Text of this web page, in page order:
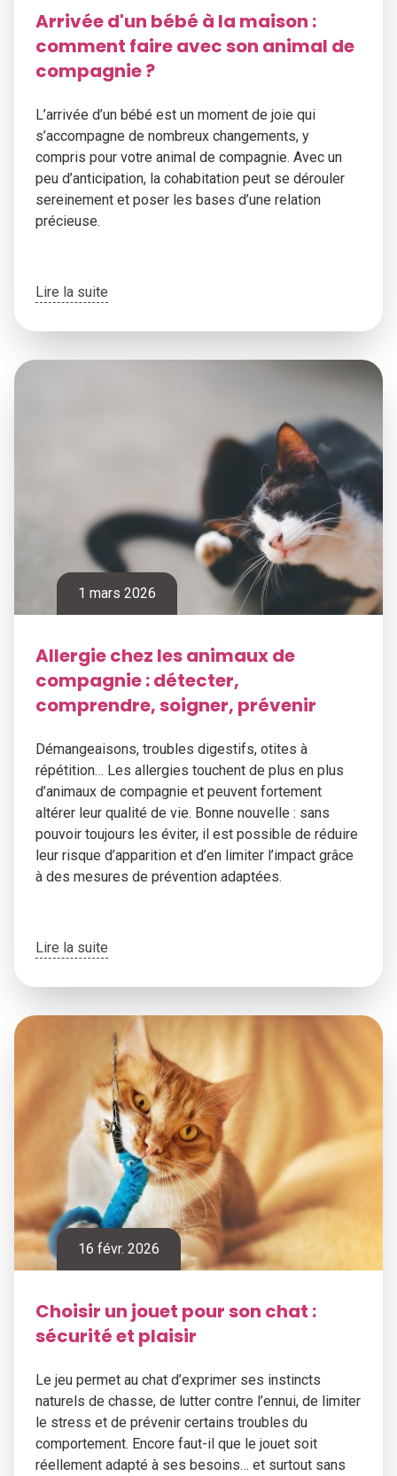
Arrivée d'un bébé à la maison :
comment faire avec son animal de
compagnie ?
L’arrivée d’un bébé est un moment de joie qui
s’accompagne de nombreux changements, y
compris pour votre animal de compagnie. Avec un
peu d’anticipation, la cohabitation peut se dérouler
sereinement et poser les bases d’une relation
précieuse.
Lire la suite
1 mars 2026
Allergie chez les animaux de
compagnie : détecter,
comprendre, soigner, prévenir
Démangeaisons, troubles digestifs, otites à
répétition… Les allergies touchent de plus en plus
d’animaux de compagnie et peuvent fortement
altérer leur qualité de vie. Bonne nouvelle : sans
pouvoir toujours les éviter, il est possible de réduire
leur risque d’apparition et d’en limiter l’impact grâce
à des mesures de prévention adaptées.
Lire la suite
16 févr. 2026
Choisir un jouet pour son chat :
sécurité et plaisir
Le jeu permet au chat d’exprimer ses instincts
naturels de chasse, de lutter contre l’ennui, de limiter
le stress et de prévenir certains troubles du
comportement. Encore faut-il que le jouet soit
réellement adapté à ses besoins… et surtout sans